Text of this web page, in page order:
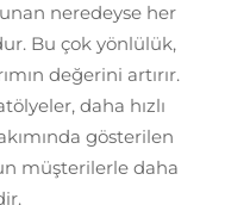
neredeyse her
Bu çok yönlülük,
değerini artırır.
daha hızlı
gösterilen
müşterilerle daha